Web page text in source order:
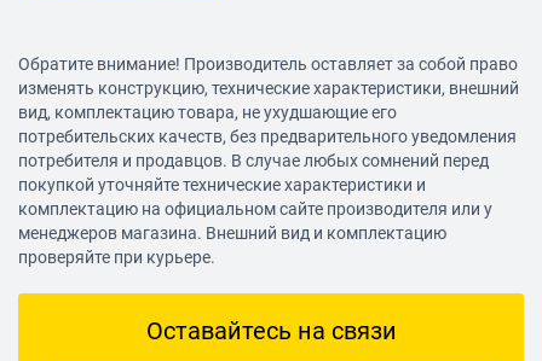
Обратите внимание! Производитель оставляет за собой право
изменять конструкцию, технические характеристики, внешний
вид, комплектацию товара, не ухудшающие его
потребительских качеств, без предварительного уведомления
потребителя и продавцов. В случае любых сомнений перед
покупкой уточняйте технические характеристики и
комплектацию на официальном сайте производителя или у
менеджеров магазина. Внешний вид и комплектацию
проверяйте при курьере.
Оставайтесь на связи